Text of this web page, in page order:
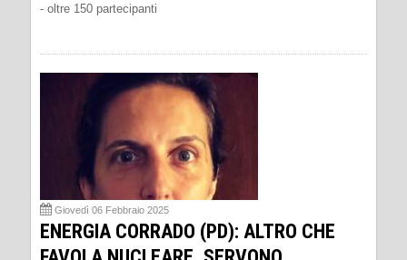
- oltre 150 partecipanti
Giovedì 06 Febbraio 2025
ENERGIA CORRADO (PD): ALTRO CHE